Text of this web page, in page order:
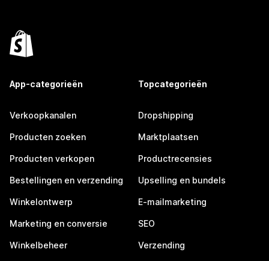
App-categorieën
Verkoopkanalen
Producten zoeken
Producten verkopen
Bestellingen en verzending
Winkelontwerp
Marketing en conversie
Winkelbeheer
Topcategorieën
Dropshipping
Marktplaatsen
Productrecensies
Upselling en bundels
E-mailmarketing
SEO
Verzending